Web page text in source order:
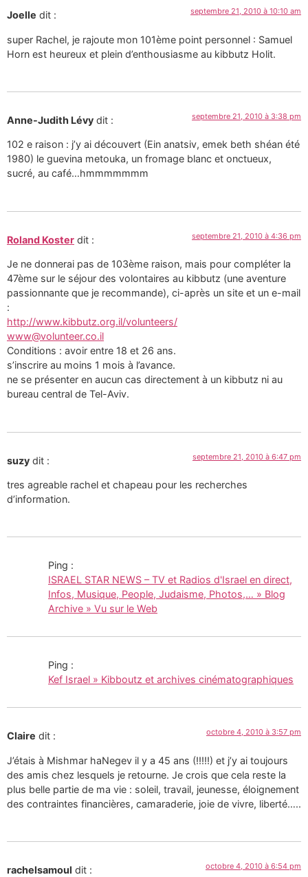
Joelle dit : septembre 21, 2010 à 10:10 am
super Rachel, je rajoute mon 101ème point personnel : Samuel
Horn est heureux et plein d’enthousiasme au kibbutz Holit.
Anne-Judith Lévy dit : septembre 21, 2010 à 3:38 pm
102 e raison : j’y ai découvert (Ein anatsiv, emek beth shéan été
1980) le guevina metouka, un fromage blanc et onctueux,
sucré, au café…hmmmmmmm
Roland Koster dit : septembre 21, 2010 à 4:36 pm
Je ne donnerai pas de 103ème raison, mais pour compléter la
47ème sur le séjour des volontaires au kibbutz (une aventure
passionnante que je recommande), ci-après un site et un e-mail
:
http://www.kibbutz.org.il/volunteers/
www@volunteer.co.il
Conditions : avoir entre 18 et 26 ans.
s’inscrire au moins 1 mois à l’avance.
ne se présenter en aucun cas directement à un kibbutz ni au
bureau central de Tel-Aviv.
suzy dit : septembre 21, 2010 à 6:47 pm
tres agreable rachel et chapeau pour les recherches
d’information.
Ping :
ISRAEL STAR NEWS – TV et Radios d'Israel en direct,
Infos, Musique, People, Judaisme, Photos,… » Blog
Archive » Vu sur le Web
Ping :
Kef Israel » Kibboutz et archives cinématographiques
Claire dit : octobre 4, 2010 à 3:57 pm
J’étais à Mishmar haNegev il y a 45 ans (!!!!!) et j’y ai toujours
des amis chez lesquels je retourne. Je crois que cela reste la
plus belle partie de ma vie : soleil, travail, jeunesse, éloignement
des contraintes financières, camaraderie, joie de vivre, liberté…..
rachelsamoul dit : octobre 4, 2010 à 6:54 pm